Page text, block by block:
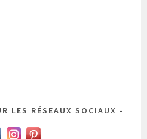
LES RÉSEAUX SOCIAUX